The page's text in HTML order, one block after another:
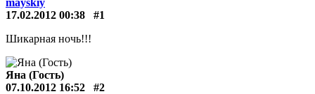
mayskiy
17.02.2012 00:38
#1
Шикарная ночь!!!
Яна (Гость)
07.10.2012 16:52
#2